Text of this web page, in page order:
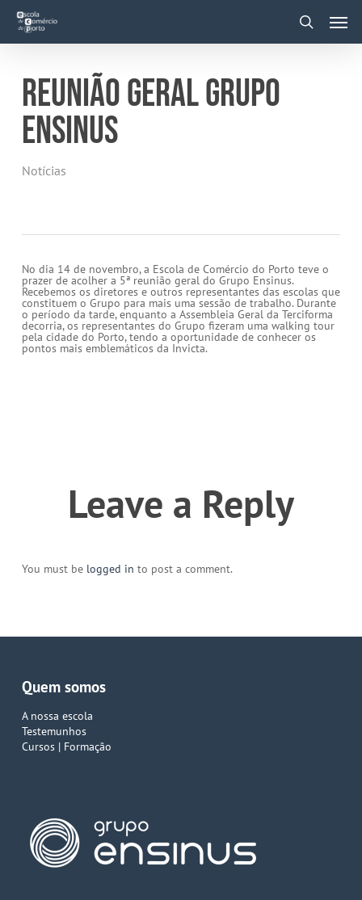
main
REUNIÃO GERAL GRUPO
ENSINUS
Notícias
No dia 14 de novembro, a Escola de Comércio do Porto teve o
prazer de acolher a 5ª reunião geral do Grupo Ensinus.
Recebemos os diretores e outros representantes das escolas que
constituem o Grupo para mais uma sessão de trabalho. Durante
o período da tarde, enquanto a Assembleia Geral da Terciforma
decorria, os representantes do Grupo fizeram uma walking tour
pela cidade do Porto, tendo a oportunidade de conhecer os
pontos mais emblemáticos da Invicta.
Leave a Reply
You must be logged in to post a comment.
Quem somos
A nossa escola
Testemunhos
Cursos | Formação